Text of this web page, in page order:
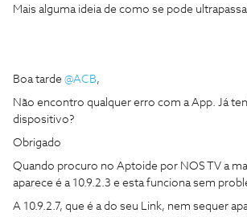
Mais alguma ideia de como se pode
Boa tarde @ACB,
Não encontro qualquer erro com a App. Já
dispositivo?
Obrigado
Quando procuro no Aptoide por NOS TV a
aparece é a 10.9.2.3 e esta funciona sem
A 10.9.2.7, que é a do seu Link, nem sequer